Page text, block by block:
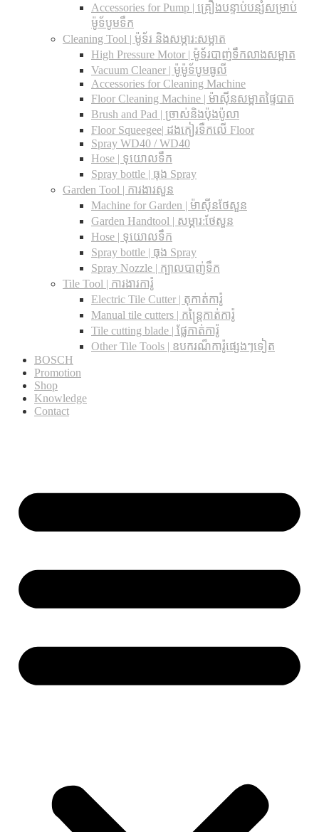
Accessories for Pump | គ្រឿងបន្ទាប់បន្សំសម្រាប់
ម៉ូទ័បូមទឹក
Cleaning Tool | ម៉ូទ័រ និងសម្ភារ:សម្អាត
High Pressure Motor | ម៉ូទ័របាញ់ទឹកលាងសម្អាត
Vacuum Cleaner | ម៉ូម៉ូទ័បូមធូលី
Accessories for Cleaning Machine
Floor Cleaning Machine | ម៉ាស៊ីនសម្អាតផ្ទៃបាត
Brush and Pad | ច្រាស់និងប៉ុងប៉ូលា
Floor Squeegee| ដងកៀរទឺកលើ Floor
Spray WD40 / WD40
Hose | ទុយោលទឹក
Spray bottle | ធុង Spray
Garden Tool | ការងារសួន
Machine for Garden | ម៉ាស៊ីនថែសួន
Garden Handtool | សម្ភារ:ថែសួន
Hose | ទុយោលទឹក
Spray bottle | ធុង Spray
Spray Nozzle | ក្បាលបាញ់ទឹក
Tile Tool | ការងារការ៉ូ
Electric Tile Cutter | តុកាត់ការ៉ូ
Manual tile cutters | កន្ត្រៃកាត់ការ៉ូ
Tile cutting blade | ផ្លែកាត់ការ៉ូ
Other Tile Tools | ឧបករណ៏ការ៉ូផ្សេងៗទៀត
BOSCH
Promotion
Shop
Knowledge
Contact